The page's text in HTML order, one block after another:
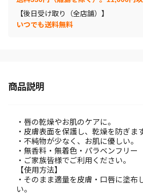
【後日受け取り（全店舗）】
いつでも送料無料
商品説明
・唇の乾燥やお肌のケアに。
・皮膚表面を保護し、乾燥を防ぎます
・不純物が少なく、お肌に優しい。
・無香料・無着色・パラベンフリー
・ご家族皆様でご利用ください。
【使用方法】
・そのまま適量を皮膚・口唇に塗布
い。